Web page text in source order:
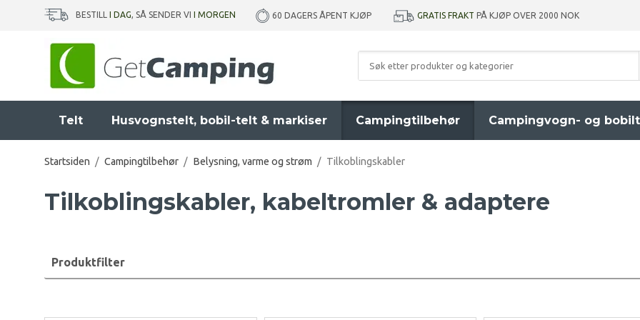
BESTILL I DAG, SÅ SENDER VI I MORGEN 60 DAGERS ÅPENT KJØP GRATIS FRAKT PÅ KJØP OVER 2000 NOK
Telt Husvognstelt, bobil-telt & markiser Campingtilbehør Campingvogn- og
Startsiden / Campingtilbehør / Belysning, varme og strøm / Tilkoblingskabler
Tilkoblingskabler, kabeltromler & adaptere
Produktfilter